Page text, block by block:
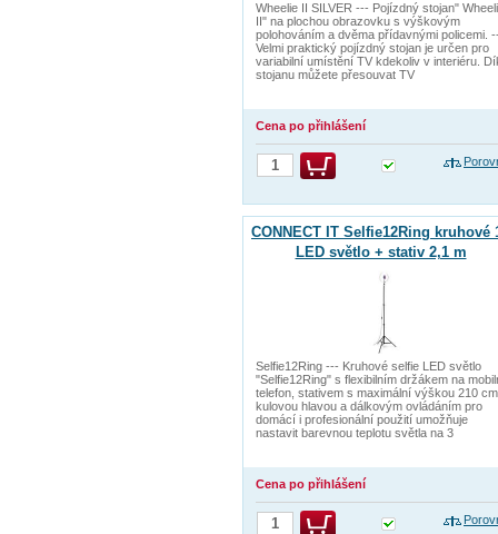
Wheelie II SILVER --- Pojízdný stojan"
II" na plochou obrazovku s výškovým
polohováním a dvěma přídavnými policemi.
Velmi praktický pojízdný stojan je určen pro
variabilní umístění TV kdekoliv v interiéru.
stojanu můžete přesouvat TV
Cena po přihlášení
CONNECT IT Selfie12Ring kruhové
LED světlo + stativ 2,1 m
Selfie12Ring --- Kruhové selfie LED světlo
"Selfie12Ring" s flexibilním držákem na
telefon, stativem s maximální výškou 210
kulovou hlavou a dálkovým ovládáním pro
domácí i profesionální použití umožňuje
nastavit barevnou teplotu světla na 3
Cena po přihlášení